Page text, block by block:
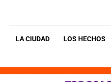
LA CIUDAD LOS HECHOS